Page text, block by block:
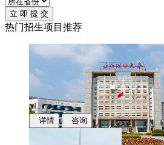
立 即 提 交
热门招生项目推荐
详情 咨询